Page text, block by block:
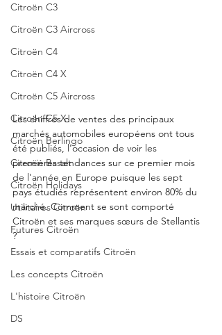
Citroën C3
Citroën C3 Aircross
Citroën C4
Citroën C4 X
Citroën C5 Aircross
Citroën C5 X
Citroën Berlingo
Citroën Basalt
Citroën Holidays
Utilitaires Citroën
Futures Citroën
Essais et comparatifs Citroën
Les concepts Citroën
L'histoire Citroën
DS
Les chiffres de ventes des principaux
marchés automobiles européens ont tous
été publiés, l'occasion de voir les
premières tendances sur ce premier mois
de l'année en Europe puisque les sept
pays étudiés représentent environ 80% du
marché. Comment se sont comporté
Citroën et ses marques sœurs de Stellantis
?